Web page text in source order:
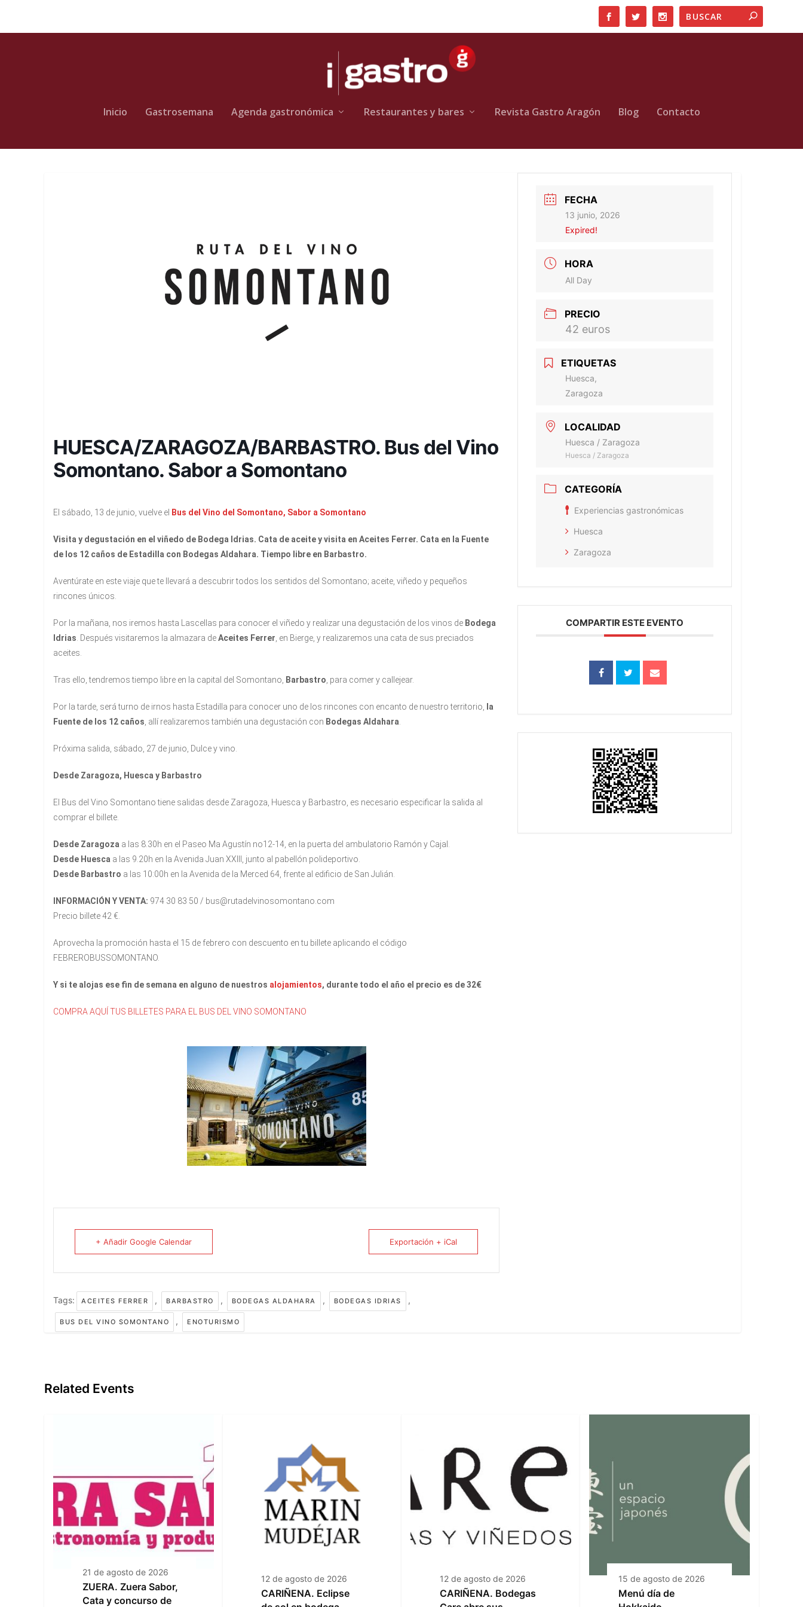
Inicio Gastrosemana Agenda gastronómica Restaurantes y bares Revista Gastro Aragón Blog Contacto
HUESCA/ZARAGOZA/BARBASTRO. Bus del Vino
Somontano. Sabor a Somontano
El sábado, 13 de junio, vuelve el Bus del Vino del Somontano, Sabor a Somontano
Visita y degustación en el viñedo de Bodega Idrias. Cata de aceite y visita en Aceites Ferrer. Cata en la Fuente
de los 12 caños de Estadilla con Bodegas Aldahara. Tiempo libre en Barbastro.
Aventúrate en este viaje que te llevará a descubrir todos los sentidos del Somontano; aceite, viñedo y pequeños
rincones únicos.
Por la mañana, nos iremos hasta Lascellas para conocer el viñedo y realizar una degustación de los vinos de Bodega
Idrias . Después visitaremos la almazara deAceites Ferrer , en Bierge, y realizaremos una cata de sus preciados
aceites.
Tras ello, tendremos tiempo libre en la capital del Somontano, Barbastro , para comer y callejear.
Por la tarde, será turno de irnos hasta Estadilla para conocer uno de los rincones con encanto de nuestro territorio,
la
Fuente de los 12 caños , allí realizaremos también una degustación con Bodegas Aldahara
Próxima salida, sábado, 27 de junio, Dulce y vino.
Desde Zaragoza, Huesca y Barbastro
El Bus del Vino Somontano tiene salidas desde Zaragoza, Huesca y Barbastro, es necesario especificar la salida al
comprar el billete.
Desde Zaragoza a las 8.30h en el Paseo Ma Agustín no12-14, en la puerta del ambulatorio Ramón y Cajal.
Desde Huesca a las 9.20h en la Avenida Juan XXIII, junto al pabellón polideportivo.
Desde Barbastro a las 10:00h en la Avenida de la Merced 64, frente al edificio de San Julián.
INFORMACIÓN Y VENTA: 974 30 83 50 / bus@rutadelvinosomontano.com
Precio billete 42 €.
Aprovecha la promoción hasta el 15 de febrero con descuento en tu billete aplicando el código
FEBREROBUSSOMONTANO.
Y si te alojas ese fin de semana en alguno de nuestros alojamientos, durante todo el año el precio es de 32€
COMPRA AQUÍ TUS BILLETES PARA EL BUS DEL VINO SOMONTANO
+ Añadir Google Calendar Exportación + iCal
Tags: ACEITES FERRER , BARBASTRO , BODEGAS ALDAHARA , BODEGAS IDRIAS ,
BUS DEL VINO SOMONTANO , ENOTURISMO
FECHA
13 junio, 2026
Expired!
HORA
All Day
PRECIO
42 euros
ETIQUETAS
Huesca,
Zaragoza
LOCALIDAD
Huesca / Zaragoza
Huesca / Zaragoza
CATEGORÍA
Experiencias gastronómicas
Huesca
Zaragoza
COMPARTIR ESTE EVENTO
Related Events
21 de agosto de 2026
ZUERA. Zuera Sabor,
Cata y concurso de
12 de agosto de 2026
CARIÑENA. Eclipse
12 de agosto de 2026
CARIÑENA. Bodegas
15 de agosto de 2026
Menú día de